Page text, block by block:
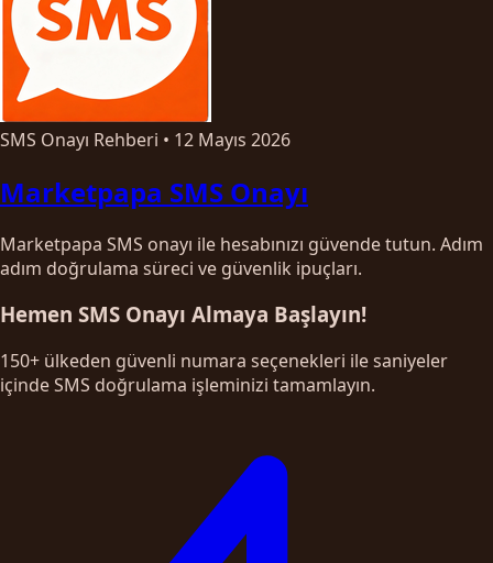
SMS Onayı Rehberi • 12 Mayıs 2026
Marketpapa SMS Onayı
Marketpapa SMS onayı ile hesabınızı güvende tutun. Adım
adım doğrulama süreci ve güvenlik ipuçları.
Hemen SMS Onayı Almaya Başlayın!
150+ ülkeden güvenli numara seçenekleri ile saniyeler
içinde SMS doğrulama işleminizi tamamlayın.